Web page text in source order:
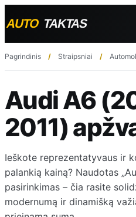
Pagrindinis Straipsniai
Audi A6
2011)
Ieškote reprezentatyvaus ir
palankią kainą? Naudotas
pasirinkimas – čia rasite
modernumą ir dinamišką